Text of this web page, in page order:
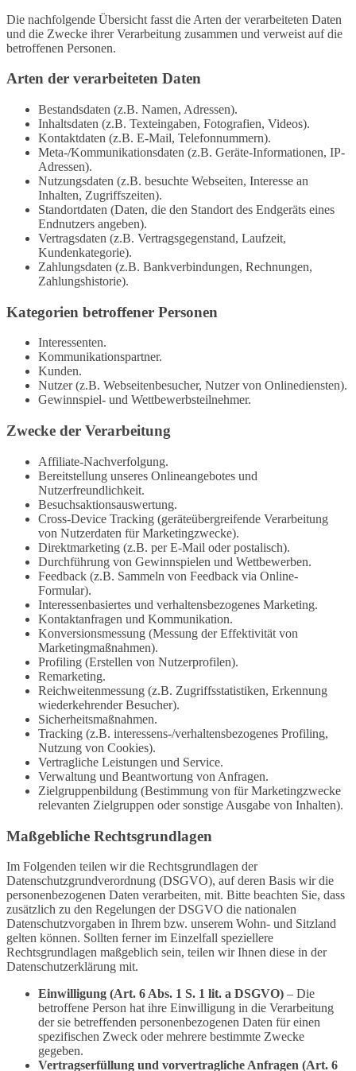
Die nachfolgende Übersicht fasst die Arten der verarbeiteten Daten
und die Zwecke ihrer Verarbeitung zusammen und verweist auf die
betroffenen Personen.
Arten der verarbeiteten Daten
Bestandsdaten (z.B. Namen, Adressen).
Inhaltsdaten (z.B. Texteingaben, Fotografien, Videos).
Kontaktdaten (z.B. E-Mail, Telefonnummern).
Meta-/Kommunikationsdaten (z.B. Geräte-Informationen, IP-
Adressen).
Nutzungsdaten (z.B. besuchte Webseiten, Interesse an
Inhalten, Zugriffszeiten).
Standortdaten (Daten, die den Standort des Endgeräts eines
Endnutzers angeben).
Vertragsdaten (z.B. Vertragsgegenstand, Laufzeit,
Kundenkategorie).
Zahlungsdaten (z.B. Bankverbindungen, Rechnungen,
Zahlungshistorie).
Kategorien betroffener Personen
Interessenten.
Kommunikationspartner.
Kunden.
Nutzer (z.B. Webseitenbesucher, Nutzer von Onlinediensten).
Gewinnspiel- und Wettbewerbsteilnehmer.
Zwecke der Verarbeitung
Affiliate-Nachverfolgung.
Bereitstellung unseres Onlineangebotes und
Nutzerfreundlichkeit.
Besuchsaktionsauswertung.
Cross-Device Tracking (geräteübergreifende Verarbeitung
von Nutzerdaten für Marketingzwecke).
Direktmarketing (z.B. per E-Mail oder postalisch).
Durchführung von Gewinnspielen und Wettbewerben.
Feedback (z.B. Sammeln von Feedback via Online-
Formular).
Interessenbasiertes und verhaltensbezogenes Marketing.
Kontaktanfragen und Kommunikation.
Konversionsmessung (Messung der Effektivität von
Marketingmaßnahmen).
Profiling (Erstellen von Nutzerprofilen).
Remarketing.
Reichweitenmessung (z.B. Zugriffsstatistiken, Erkennung
wiederkehrender Besucher).
Sicherheitsmaßnahmen.
Tracking (z.B. interessens-/verhaltensbezogenes Profiling,
Nutzung von Cookies).
Vertragliche Leistungen und Service.
Verwaltung und Beantwortung von Anfragen.
Zielgruppenbildung (Bestimmung von für Marketingzwecke
relevanten Zielgruppen oder sonstige Ausgabe von Inhalten).
Maßgebliche Rechtsgrundlagen
Im Folgenden teilen wir die Rechtsgrundlagen der
Datenschutzgrundverordnung (DSGVO), auf deren Basis wir die
personenbezogenen Daten verarbeiten, mit. Bitte beachten Sie, dass
zusätzlich zu den Regelungen der DSGVO die nationalen
Datenschutzvorgaben in Ihrem bzw. unserem Wohn- und Sitzland
gelten können. Sollten ferner im Einzelfall speziellere
Rechtsgrundlagen maßgeblich sein, teilen wir Ihnen diese in der
Datenschutzerklärung mit.
Einwilligung (Art. 6 Abs. 1 S. 1 lit. a DSGVO) – Die
betroffene Person hat ihre Einwilligung in die Verarbeitung
der sie betreffenden personenbezogenen Daten für einen
spezifischen Zweck oder mehrere bestimmte Zwecke
gegeben.
Vertragserfüllung und vorvertragliche Anfragen (Art. 6